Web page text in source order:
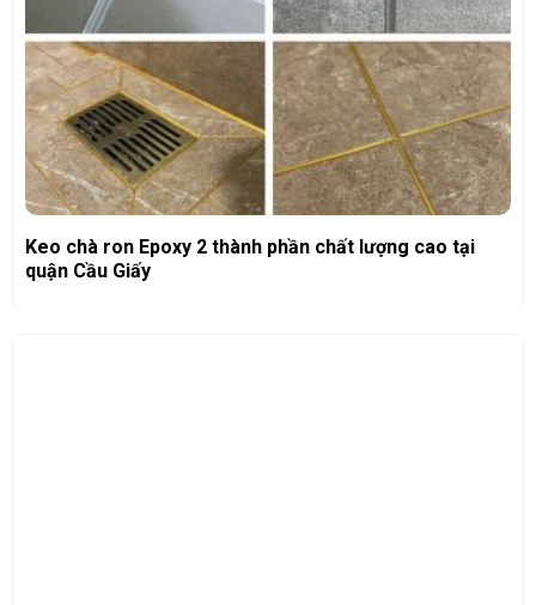
Keo chà ron Epoxy 2 thành phần chất lượng cao tại
quận Cầu Giấy